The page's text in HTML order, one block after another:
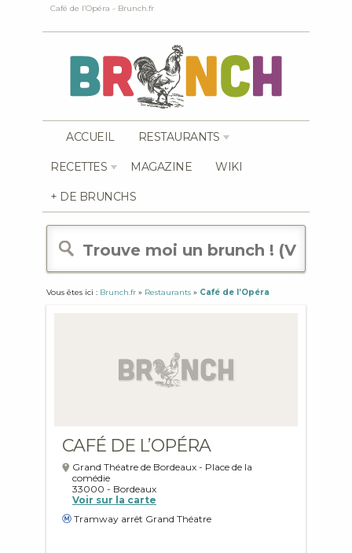
Café de l’Opéra - Brunch.fr
ACCUEIL RESTAURANTS
RECETTES MAGAZINE WIKI
+ DE BRUNCHS
Vous êtes ici : Brunch.fr » Restaurants » Café de l’Opéra
CAFÉ DE L’OPÉRA
Grand Théatre de Bordeaux - Place de la
comédie
33000 - Bordeaux
Voir sur la carte
Tramway arrêt Grand Théatre